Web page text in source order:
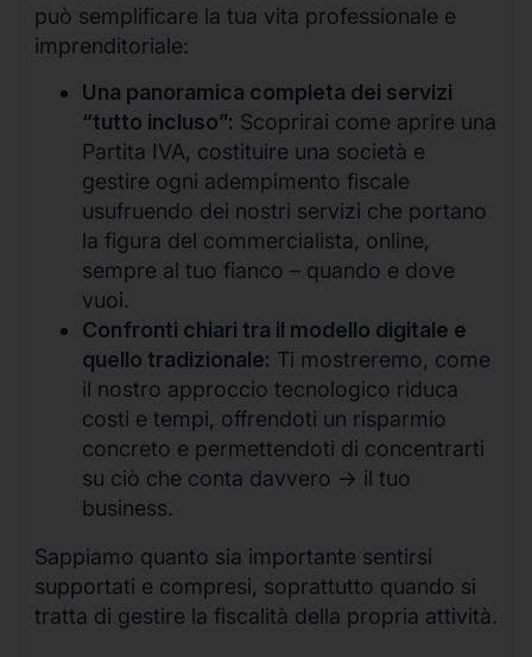
può semplificare la tua vita professionale e
imprenditoriale:
Una panoramica completa dei servizi
“tutto incluso”: Scoprirai come aprire una
Partita IVA, costituire una società e
gestire ogni adempimento fiscale
usufruendo dei nostri servizi che portano
la figura del commercialista, online,
sempre al tuo fianco – quando e dove
vuoi.
Confronti chiari tra il modello digitale e
quello tradizionale: Ti mostreremo, come
il nostro approccio tecnologico riduca
costi e tempi, offrendoti un risparmio
concreto e permettendoti di concentrarti
su ciò che conta davvero -> il tuo
business.
Sappiamo quanto sia importante sentirsi
supportati e compresi, soprattutto quando si
tratta di gestire la fiscalità della propria attività.